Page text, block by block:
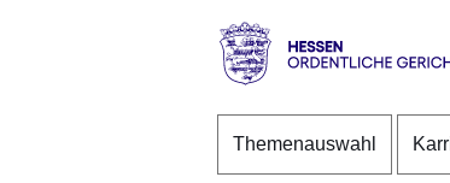
Direkt zum
Direkt zum
Direkt zum
Ordentliche
Themenauswahl